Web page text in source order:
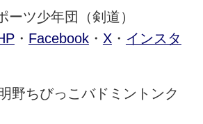
ツ少年団（剣道）
・ Facebook・ X・ インスタ
野ちびっこバドミントンク